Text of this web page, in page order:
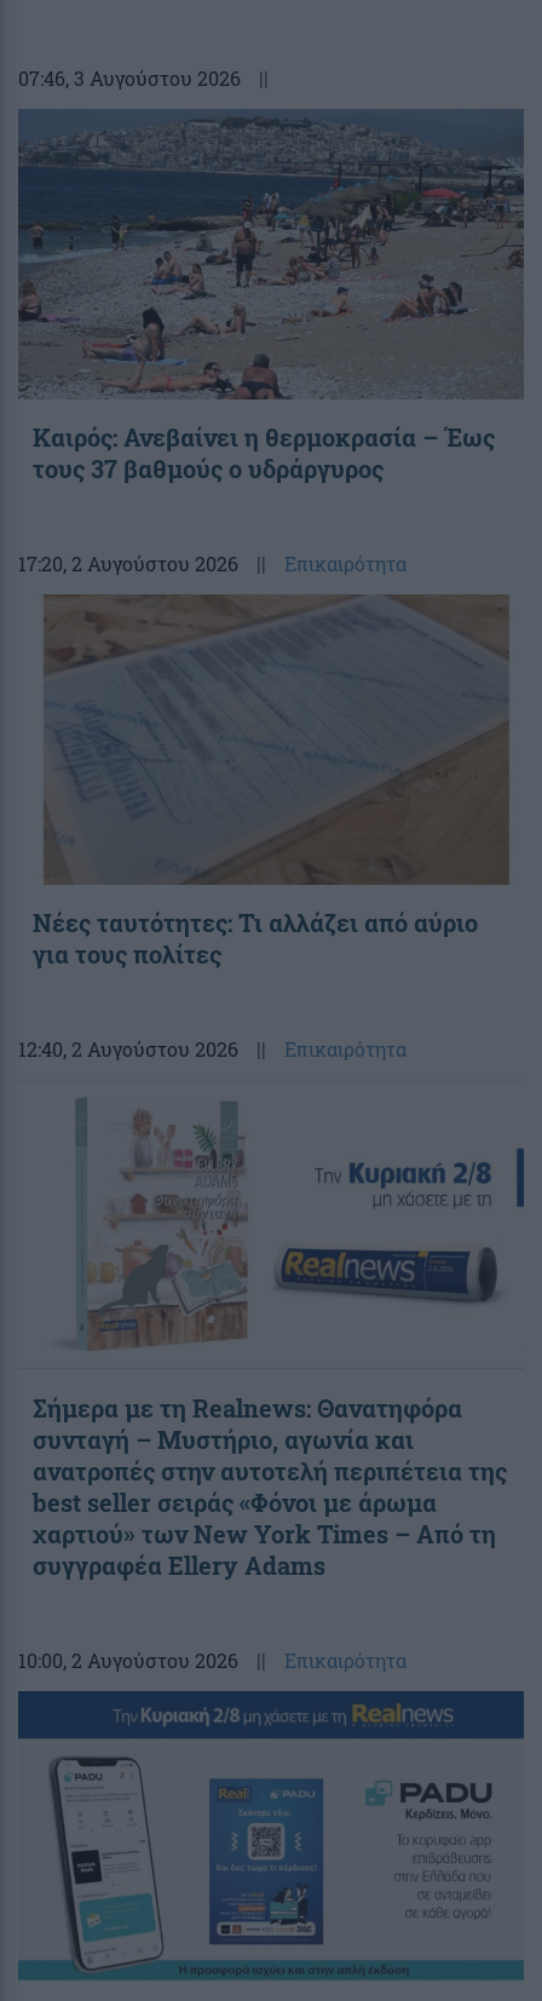
07:46, 3 Αυγούστου 2026 ||
Καιρός: Ανεβαίνει η θερμοκρασία – Έως
τους 37 βαθμούς ο υδράργυρος
17:20, 2 Αυγούστου 2026 || Επικαιρότητα
Νέες ταυτότητες: Τι αλλάζει από αύριο
για τους πολίτες
12:40, 2 Αυγούστου 2026 || Επικαιρότητα
Σήμερα με τη Realnews: Θανατηφόρα
συνταγή – Μυστήριο, αγωνία και
ανατροπές στην αυτοτελή περιπέτεια της
best seller σειράς «Φόνοι με άρωμα
χαρτιού» των New York Times – Από τη
συγγραφέα Ellery Adams
10:00, 2 Αυγούστου 2026 || Επικαιρότητα